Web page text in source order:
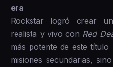
era
Rockstar logró crear
realista y vivo con Red
más potente de este
misiones secundarias,